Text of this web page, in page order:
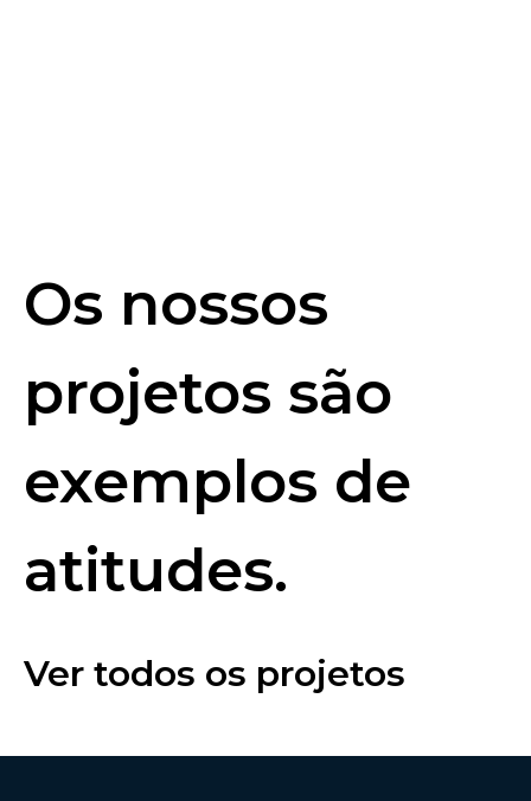
Os nossos
projetos são
exemplos de
atitudes.
Ver todos os projetos